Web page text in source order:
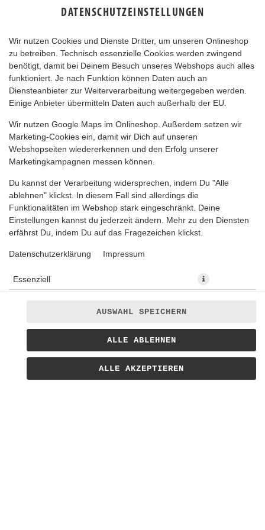
DATENSCHUTZEINSTELLUNGEN
Wir nutzen Cookies und Dienste Dritter, um unseren Onlineshop
zu betreiben. Technisch essenzielle Cookies werden zwingend
benötigt, damit bei Deinem Besuch unseres Webshops auch alles
funktioniert. Je nach Funktion können Daten auch an
Diensteanbieter zur Weiterverarbeitung weitergegeben werden.
Einige Anbieter übermitteln Daten auch außerhalb der EU.
Wir nutzen Google Maps im Onlineshop. Außerdem setzen wir
Marketing-Cookies ein, damit wir Dich auf unseren
Webshopseiten wiedererkennen und den Erfolg unserer
Marketingkampagnen messen können.
Du kannst der Verarbeitung widersprechen, indem Du "Alle
ablehnen" klickst. In diesem Fall sind allerdings die
Funktionalitäten im Webshop stark eingeschränkt. Deine
Einstellungen kannst du jederzeit ändern. Mehr zu den Diensten
erfährst Du, indem Du auf das Fragezeichen klickst.
Datenschutzerklärung Impressum
Essenziell
AUSWAHL SPEICHERN
ALLE ABLEHNEN
ALLE AKZEPTIEREN
NUGGET MENÜ
Chicken Nuggets, zwei Beilagen, Getränk und Dessert nach
Wahl!
AB 14,30 *